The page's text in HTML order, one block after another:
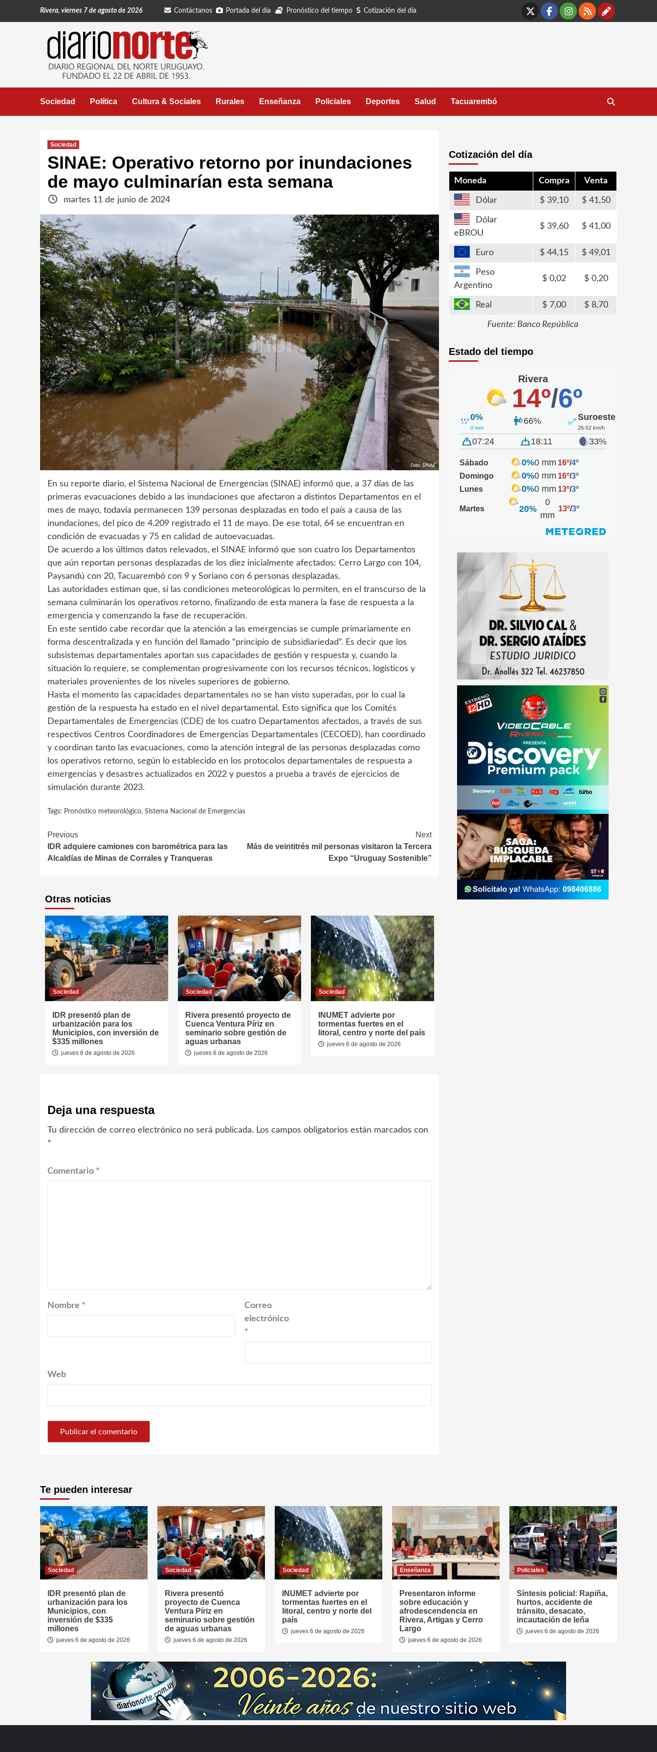
Rivera, viernes 7 de agosto de 2026 Contáctanos Portada del día Pronóstico del tiempo Cotización del día
X Facebook
Instagram
RSS
Sociedad Política Cultura & Sociales Rurales Enseñanza Policiales Deportes Salud Tacuarembó
Sociedad
SINAE: Operativo retorno por inundaciones
de mayo culminarían esta semana
martes 11 de junio de 2024
En su reporte diario, el Sistema Nacional de Emergencias (SINAE) informó que, a 37 días de las
primeras evacuaciones debido a las inundaciones que afectaron a distintos Departamentos en el
mes de mayo, todavía permanecen 139 personas desplazadas en todo el país a causa de las
inundaciones, del pico de 4.209 registrado el 11 de mayo. De ese total, 64 se encuentran en
condición de evacuadas y 75 en calidad de autoevacuadas.
De acuerdo a los últimos datos relevados, el SINAE informó que son cuatro los Departamentos
que aún reportan personas desplazadas de los diez inicialmente afectados: Cerro Largo con 104,
Paysandú con 20, Tacuarembó con 9 y Soriano con 6 personas desplazadas.
Las autoridades estiman que, si las condiciones meteorológicas lo permiten, en el transcurso de la
semana culminarán los operativos retorno, finalizando de esta manera la fase de respuesta a la
emergencia y comenzando la fase de recuperación.
En este sentido cabe recordar que la atención a las emergencias se cumple primariamente en
forma descentralizada y en función del llamado “principio de subsidiariedad”. Es decir que los
subsistemas departamentales aportan sus capacidades de gestión y respuesta y, cuando la
situación lo requiere, se complementan progresivamente con los recursos técnicos, logísticos y
materiales provenientes de los niveles superiores de gobierno.
Hasta el momento las capacidades departamentales no se han visto superadas, por lo cual la
gestión de la respuesta ha estado en el nivel departamental. Esto significa que los Comités
Departamentales de Emergencias (CDE) de los cuatro Departamentos afectados, a través de sus
respectivos Centros Coordinadores de Emergencias Departamentales (CECOED), han coordinado
y coordinan tanto las evacuaciones, como la atención integral de las personas desplazadas como
los operativos retorno, según lo establecido en los protocolos departamentales de respuesta a
emergencias y desastres actualizados en 2022 y puestos a prueba a través de ejercicios de
simulación durante 2023.
Tags: Pronóstico meteorológico, Sistema Nacional de Emergencias
Continue
Reading
Previous
IDR adquiere camiones con barométrica para las
Alcaldías de Minas de Corrales y Tranqueras
Next
Más de veintitrés mil personas visitaron la Tercera
Expo “Uruguay Sostenible”
Otras noticias
Sociedad
IDR presentó plan de
urbanización para los
Municipios, con inversión de
$335 millones
jueves 6 de agosto de 2026
Sociedad
Rivera presentó proyecto de
Cuenca Ventura Píriz en
seminario sobre gestión de
aguas urbanas
jueves 6 de agosto de 2026
Sociedad
INUMET advierte por
tormentas fuertes en el
litoral, centro y norte del país
jueves 6 de agosto de 2026
Deja una respuesta
Tu dirección de correo electrónico no será publicada. Los campos obligatorios están marcados con
*
Comentario *
Nombre *
Correo
electrónico
*
Web
Cotización del día
Moneda Compra Venta
Dólar 39,10 41,50
Dólar
eBROU
39,60 41,00
Euro 44,15 49,01
Peso
Argentino
0,02 0,20
Real 7,00 8,70
Fuente: Banco República
Estado del tiempo
Rivera
14º/6º
0%
0 mm
66% Suroeste
26-52 km/h
07:24 18:11 33%
Sábado 0%0 mm 16º/4º
Domingo
0%0 mm 16º/3º
Lunes
0%0 mm 13º/3º
Martes 20%
0
mm
13º/3º
Te pueden interesar
Sociedad
IDR presentó plan de
urbanización para los
Municipios, con
inversión de $335
millones
jueves 6 de agosto de 2026
Sociedad
Rivera presentó
proyecto de Cuenca
Ventura Píriz en
seminario sobre gestión
de aguas urbanas
jueves 6 de agosto de 2026
Sociedad
INUMET advierte por
tormentas fuertes en el
litoral, centro y norte del
país
jueves 6 de agosto de 2026
Enseñanza
Presentaron informe
sobre educación y
afrodescendencia en
Rivera, Artigas y Cerro
Largo
jueves 6 de agosto de 2026
Policiales
Síntesis policial: Rapiña,
hurtos, accidente de
tránsito, desacato,
incautación de leña
jueves 6 de agosto de 2026